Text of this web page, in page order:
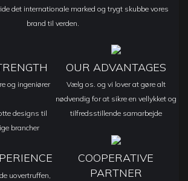
det internationale marked og trygt skubbe vores
brand til verden.
og ingeniører
designs til
brancher
OUR ADVANTAGES
Vælg os. og vi lover at gøre alt
nødvendig for at sikre en vellykket og
tilfredsstillende samarbejde
uovertruffen,
COOPERATIVE
PARTNER